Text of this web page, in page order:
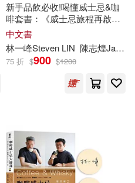
CHEN
新手品飲必收!喝懂威士忌&咖
啡套書：《威士忌旅程再啟》+
《咖啡威士忌大師課》
中文書
林一峰Steven LIN 陳志煌James
75 折 $900 $1200